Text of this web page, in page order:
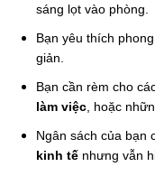
sáng lọt vào phòng.
Bạn yêu thích
giản.
Bạn cần rèm cho
làm việc, hoặc
Ngân sách của bạn
kinh tế nhưng vẫn